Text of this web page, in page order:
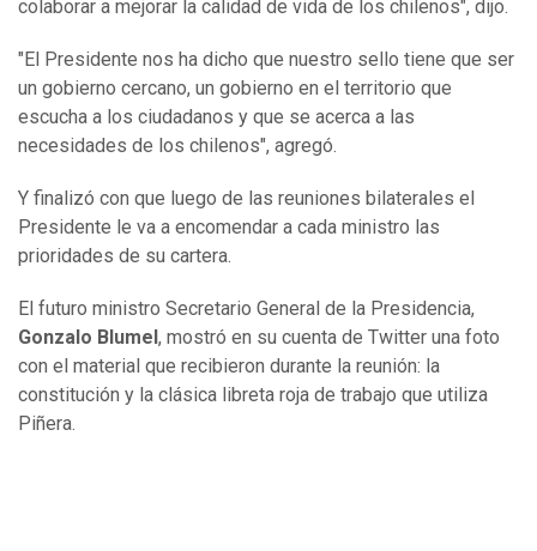
colaborar a mejorar la calidad de vida de los chilenos", dijo.
"El Presidente nos ha dicho que nuestro sello tiene que ser
un gobierno cercano, un gobierno en el territorio que
escucha a los ciudadanos y que se acerca a las
necesidades de los chilenos", agregó.
Y finalizó con que luego de las reuniones bilaterales el
Presidente le va a encomendar a cada ministro las
prioridades de su cartera.
El futuro ministro Secretario General de la Presidencia,
Gonzalo Blumel , mostró en su cuenta de Twitter una foto
con el material que recibieron durante la reunión: la
constitución y la clásica libreta roja de trabajo que utiliza
Piñera.